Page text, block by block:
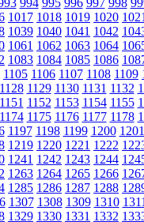
994 995 996 997 998
1017 1018 1019 1020
1039 1040 1041 1042
1061 1062 1063 1064
1083 1084 1085 1086
1105 1106 1107 1108 1109
1128 1129 1130 1131 1132
1151 1152 1153 1154 1155
1174 1175 1176 1177 1178
1197 1198 1199 1200 1201
1219 1220 1221 1222
1241 1242 1243 1244
1263 1264 1265 1266
1285 1286 1287 1288
1307 1308 1309 1310
1329 1330 1331 1332